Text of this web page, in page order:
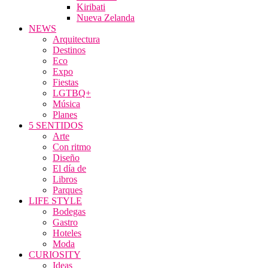
Kiribati
Nueva Zelanda
NEWS
Arquitectura
Destinos
Eco
Expo
Fiestas
LGTBQ+
Música
Planes
5 SENTIDOS
Arte
Con ritmo
Diseño
El día de
Libros
Parques
LIFE STYLE
Bodegas
Gastro
Hoteles
Moda
CURIOSITY
Ideas